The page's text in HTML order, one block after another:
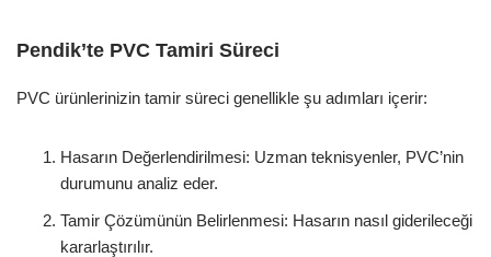
Pendik’te PVC Tamiri Süreci
PVC ürünlerinizin tamir süreci genellikle şu adımları içerir:
Hasarın Değerlendirilmesi: Uzman teknisyenler, PVC’nin
durumunu analiz eder.
Tamir Çözümünün Belirlenmesi: Hasarın nasıl giderileceği
kararlaştırılır.